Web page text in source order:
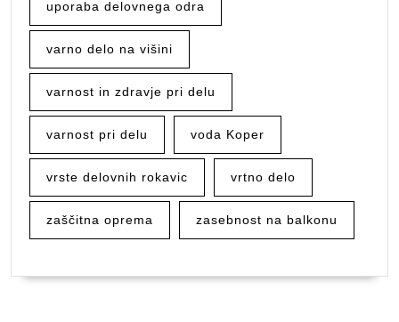
uporaba delovnega odra
varno delo na višini
varnost in zdravje pri delu
varnost pri delu voda Koper
vrste delovnih rokavic vrtno delo
zaščitna oprema zasebnost na balkonu